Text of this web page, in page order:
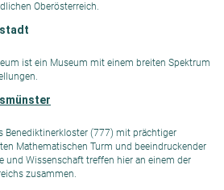
Oberösterreich.
ist ein Museum mit einem breiten Spektrum
Benediktinerkloster (777) mit prächtiger
Mathematischen Turm und beeindruckender
und Wissenschaft treffen hier an einem der
zusammen.